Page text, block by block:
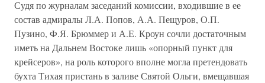
Судя по журналам заседаний комиссии, входившие в ее
состав адмиралы Л.А. Попов, А.А. Пещуров, О.П.
Пузино, Ф.Я. Брюммер и А.Е. Кроун сочли достаточным
иметь на Дальнем Востоке лишь «опорный пункт для
крейсеров», на роль которого вполне могла претендовать
бухта Тихая пристань в заливе Святой Ольги, вмещавшая